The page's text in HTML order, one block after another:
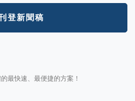
登新聞稿
最快速、最便捷的方案！